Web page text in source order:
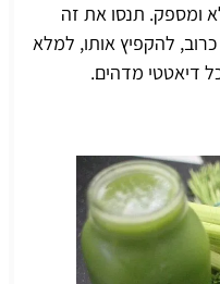
ומספק. תנסו את זה
להקפיץ אותו, למלא
דיאטטי מדהים.